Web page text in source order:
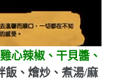
心辣椒、干貝醬、
飯、燴炒、煮湯/麻